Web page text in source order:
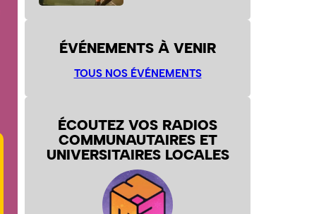
ÉVÉNEMENTS À VENIR
TOUS NOS ÉVÉNEMENTS
ÉCOUTEZ VOS RADIOS
COMMUNAUTAIRES ET
UNIVERSITAIRES LOCALES